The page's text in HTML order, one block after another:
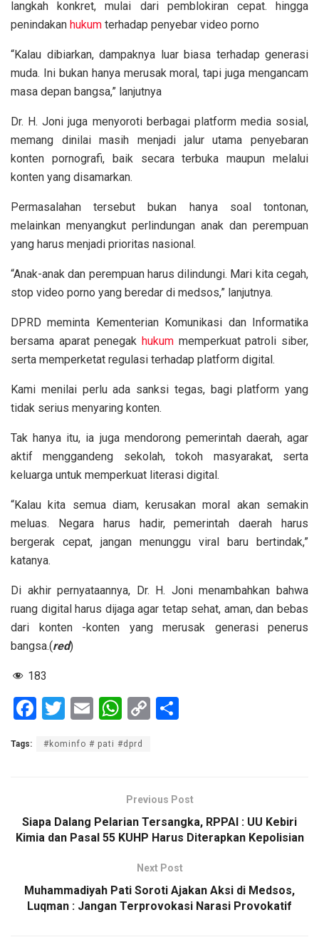
langkah konkret, mulai dari pemblokiran cepat. hingga
penindakan hukum terhadap penyebar video porno
“Kalau dibiarkan, dampaknya luar biasa terhadap generasi
muda. Ini bukan hanya merusak moral, tapi juga mengancam
masa depan bangsa,” lanjutnya
Dr. H. Joni juga menyoroti berbagai platform media sosial,
memang dinilai masih menjadi jalur utama penyebaran
konten pornografi, baik secara terbuka maupun melalui
konten yang disamarkan.
Permasalahan tersebut bukan hanya soal tontonan,
melainkan menyangkut perlindungan anak dan perempuan
yang harus menjadi prioritas nasional.
“Anak-anak dan perempuan harus dilindungi. Mari kita cegah,
stop video porno yang beredar di medsos,” lanjutnya.
DPRD meminta Kementerian Komunikasi dan Informatika
bersama aparat penegak hukum memperkuat patroli siber,
serta memperketat regulasi terhadap platform digital.
Kami menilai perlu ada sanksi tegas, bagi platform yang
tidak serius menyaring konten.
Tak hanya itu, ia juga mendorong pemerintah daerah, agar
aktif menggandeng sekolah, tokoh masyarakat, serta
keluarga untuk memperkuat literasi digital.
“Kalau kita semua diam, kerusakan moral akan semakin
meluas. Negara harus hadir, pemerintah daerah harus
bergerak cepat, jangan menunggu viral baru bertindak,”
katanya.
Di akhir pernyataannya, Dr. H. Joni menambahkan bahwa
ruang digital harus dijaga agar tetap sehat, aman, dan bebas
dari konten -konten yang merusak generasi penerus
bangsa.(red)
183
F
ce
o
k
T
tt
E
ail
W
at
A
p
p
C
n
k
Tags: #kominfo # pati #dprd
Previous Post
Siapa Dalang Pelarian Tersangka, RPPAI : UU Kebiri
Kimia dan Pasal 55 KUHP Harus Diterapkan Kepolisian
Next Post
Muhammadiyah Pati Soroti Ajakan Aksi di Medsos,
Luqman : Jangan Terprovokasi Narasi Provokatif